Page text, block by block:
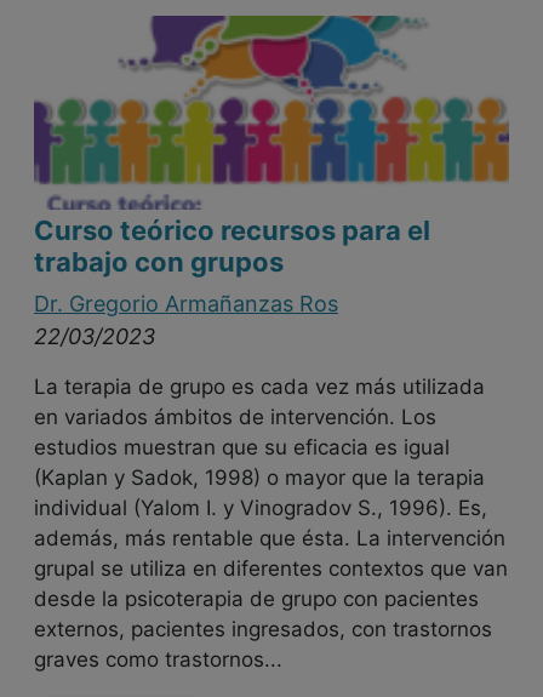
Curso teórico recursos para el
trabajo con grupos
Dr. Gregorio Armañanzas Ros
22/03/2023
La terapia de grupo es cada vez más utilizada
en variados ámbitos de intervención. Los
estudios muestran que su eficacia es igual
(Kaplan y Sadok, 1998) o mayor que la terapia
individual (Yalom I. y Vinogradov S., 1996). Es,
además, más rentable que ésta. La intervención
grupal se utiliza en diferentes contextos que van
desde la psicoterapia de grupo con pacientes
externos, pacientes ingresados, con trastornos
graves como trastornos...